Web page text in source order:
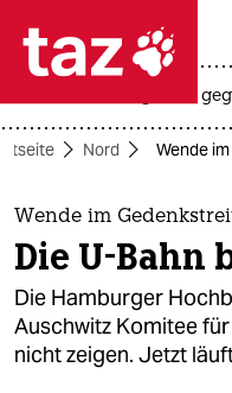
 taz
themen
politik
öko
gesellschaft
gewalt
Nord Wende
Wende im
Die U-Bahn
Die Hamburger
Auschwitz Komitee
nicht zeigen. Jetzt